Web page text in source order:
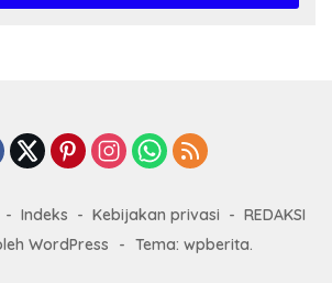
Indeks Kebijakan privasi
REDAKSI
WordPress
- Tema: wpberita.